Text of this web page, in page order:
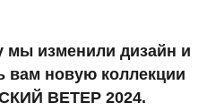
мы изменили дизайн и
вам новую коллекции
ВЕТЕР 2024.